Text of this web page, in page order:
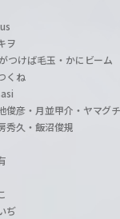
ヲ
けば毛玉・かにビーム
くね
彦・月並甲介・ヤマグ
秀久・飯沼俊規
ぢ